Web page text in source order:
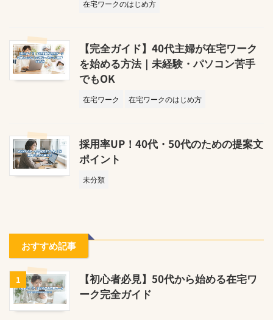
在宅ワークのはじめ方
【完全ガイド】40代主婦が在宅ワーク
を始める方法｜未経験・パソコン苦手
でもOK
在宅ワーク 在宅ワークのはじめ方
採用率UP！40代・50代のための提案文
ポイント
未分類
おすすめ記事
1
【初心者必見】50代から始める在宅ワ
ーク完全ガイド